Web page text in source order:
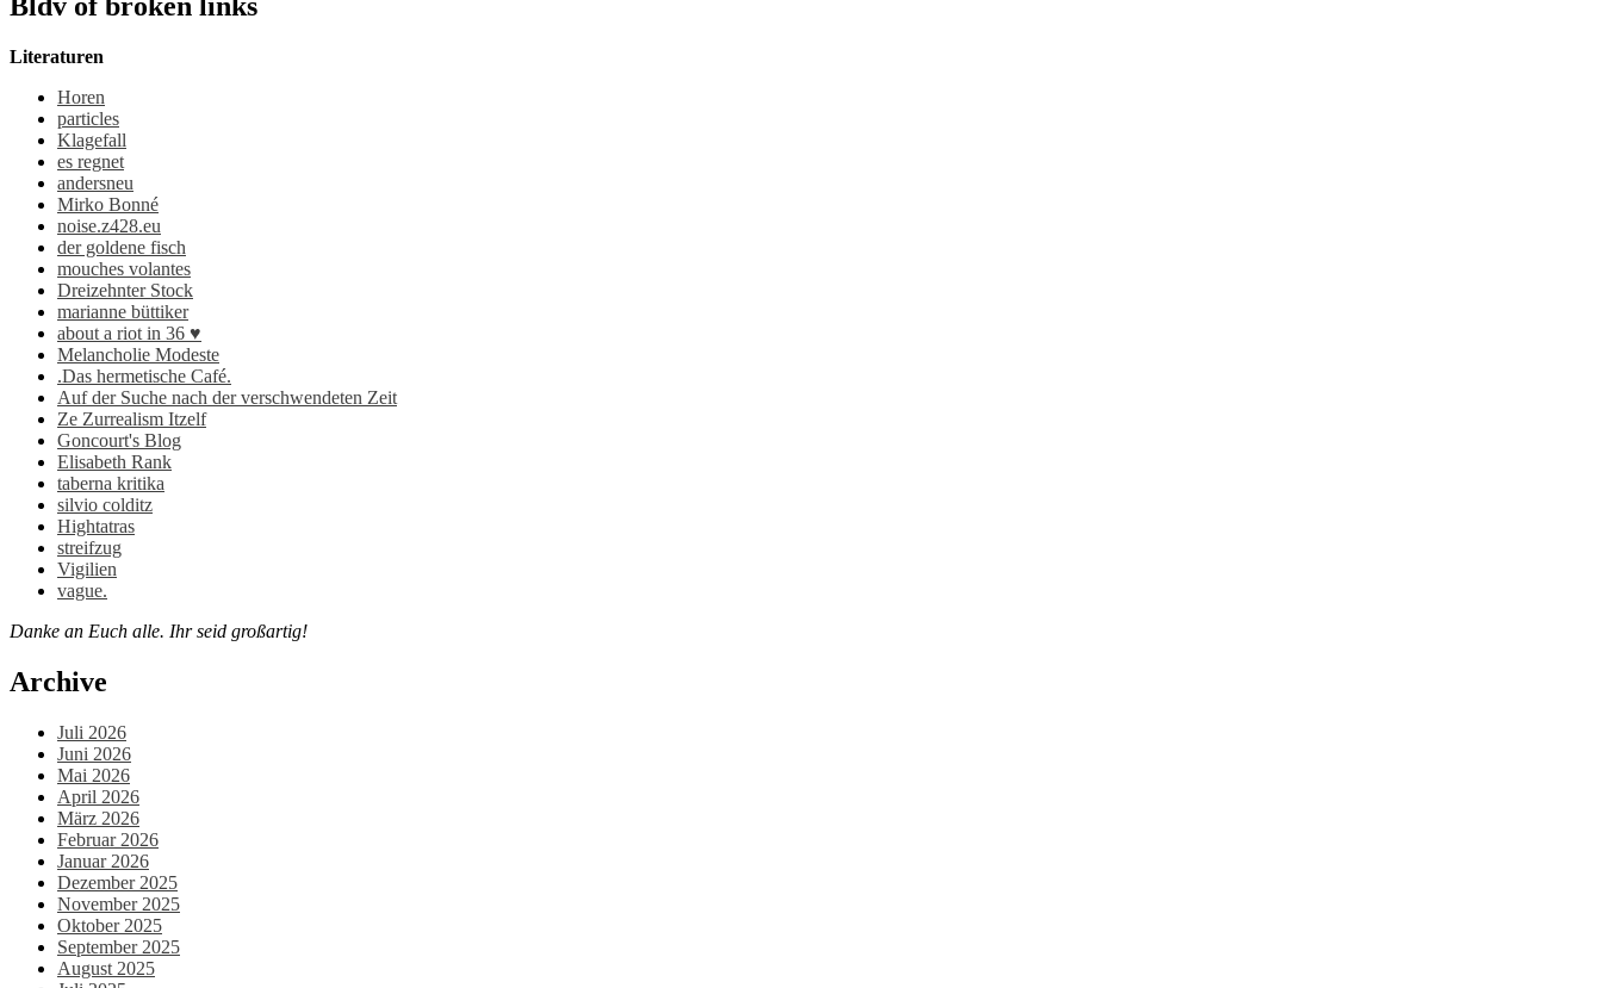
Literaturen
Horen
particles
Klagefall
es regnet
andersneu
Mirko Bonné
noise.z428.eu
der goldene fisch
mouches volantes
Dreizehnter Stock
marianne büttiker
about a riot in 36 ♥
Melancholie Modeste
.Das hermetische Café.
Auf der Suche nach der verschwendeten Zeit
Ze Zurrealism Itzelf
Goncourt's Blog
Elisabeth Rank
taberna kritika
silvio colditz
Hightatras
streifzug
Vigilien
vague.
Danke an Euch alle. Ihr seid großartig!
Archive
Juli 2026
Juni 2026
Mai 2026
April 2026
März 2026
Februar 2026
Januar 2026
Dezember 2025
November 2025
Oktober 2025
September 2025
August 2025